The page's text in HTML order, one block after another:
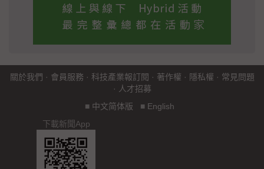
關於我們 · 會員服務 · 科技產業報訂閱 · 著作權 · 隱私權 · 常見問題
· 人才招募
■ 中文简体版 ■ English
下載新聞App